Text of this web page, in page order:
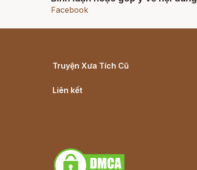
Facebook
Truyện Xưa Tích Cũ
Liên kết